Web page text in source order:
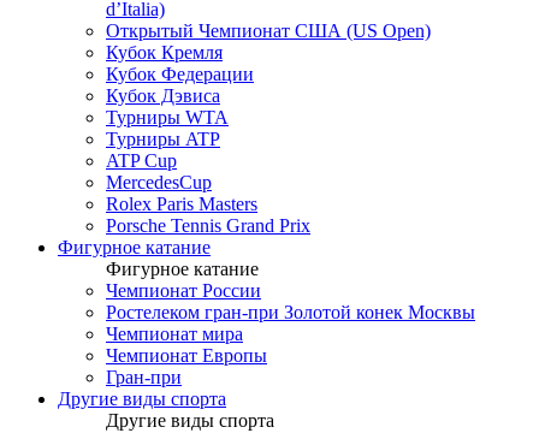
d’Italia)
Открытый Чемпионат США (US Open)
Кубок Кремля
Кубок Федерации
Кубок Дэвиса
Турниры WTA
Турниры ATP
ATP Cup
MercedesCup
Rolex Paris Masters
Porsche Tennis Grand Prix
Фигурное катание
Фигурное катание
Чемпионат России
Ростелеком гран-при Золотой конек Москвы
Чемпионат мира
Чемпионат Европы
Гран-при
Другие виды спорта
Другие виды спорта